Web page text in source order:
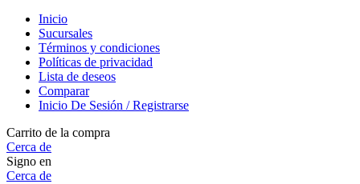
Inicio
Sucursales
Términos y condiciones
Políticas de privacidad
Lista de deseos
Comparar
Inicio De Sesión / Registrarse
Carrito de la compra
Cerca de
Signo en
Cerca de